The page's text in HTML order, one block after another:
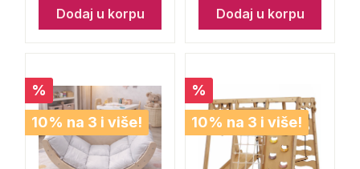
Dodaj u korpu Dodaj u korpu
%
10% na 3 i više!
%
10% na 3 i više!